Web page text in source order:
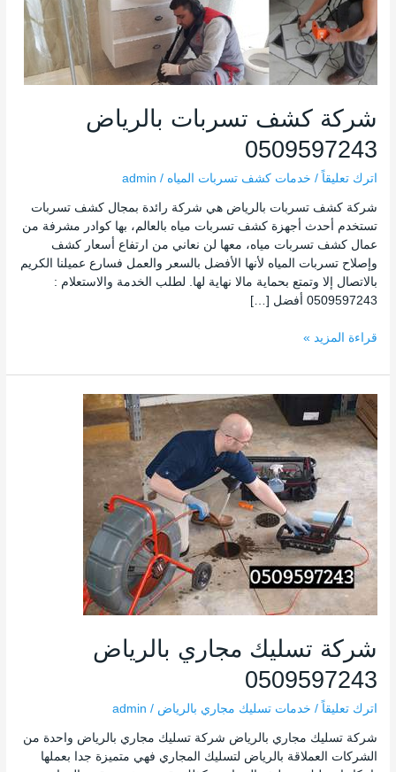
شركة كشف تسربات بالرياض
0509597243
اترك تعليقاً / خدمات كشف تسربات المياه /
admin
شركة كشف تسربات بالرياض هي شركة رائدة بمجال كشف تسربات
تستخدم أحدث أجهزة كشف تسربات مياه بالعالم، بها كوادر مشرفة من
عمال كشف تسربات مياه، معها لن نعاني من ارتفاع أسعار كشف
وإصلاح تسربات المياه لأنها الأفضل بالسعر والعمل فسارع عميلنا الكريم
بالاتصال إلا وتمتع بحماية مالا نهاية لها. لطلب الخدمة والاستعلام :
0509597243 أفضل […]
قراءة المزيد »
شركة تسليك مجاري بالرياض
0509597243
اترك تعليقاً / خدمات تسليك مجاري بالرياض /
admin
شركة تسليك مجاري بالرياض شركة تسليك مجاري بالرياض واحدة من
الشركات العملاقة بالرياض لتسليك المجاري فهي متميزة جدا بعملها
شركة
تسليك
مجاري
بالرياض
0509597243